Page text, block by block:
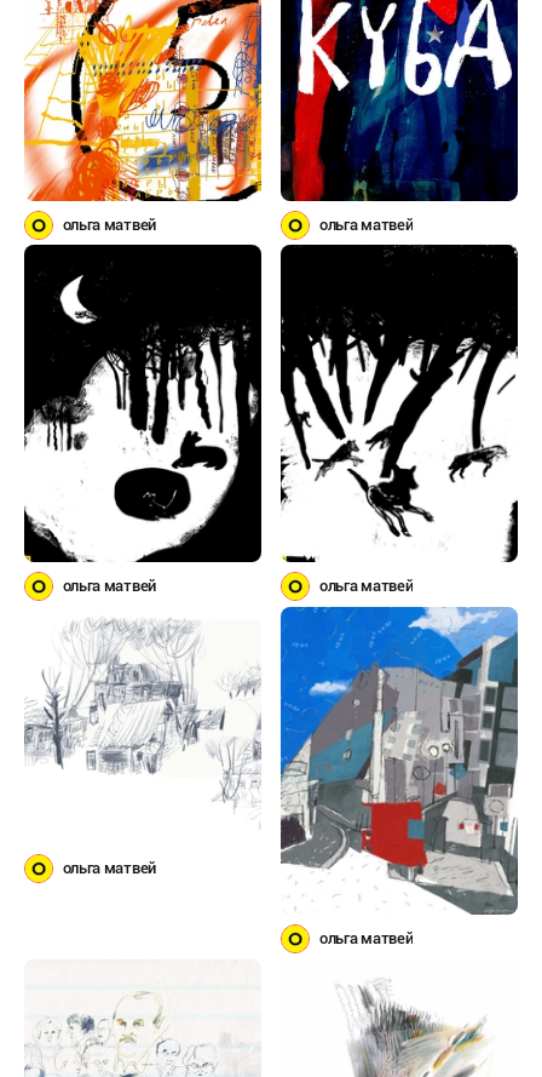
ольга матвей ольга матвей
ольга матвей ольга матвей
ольга матвей
ольга матвей